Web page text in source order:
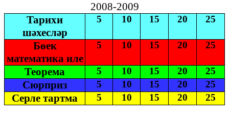
2008-2009
Тарихи
шәхесләр
5 10 15 20 25
Бөек
математика иле
5 10 15 20 25
Теорема 5 10 15 20 25
Сюрприз 5 10 15 20 25
Серле тартма 5 10 15 20 25